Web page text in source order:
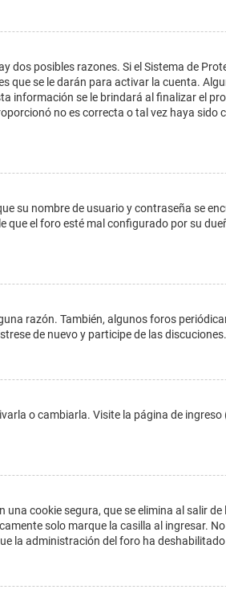
dos posibles razones. Si el Sistema de
que se le darán para activar la cuenta.
se le brindará al finalizar el
no es correcta o tal vez haya
su nombre de usuario y contraseña se
el foro esté mal configurado por su
razón. También, algunos foros
de nuevo y participe de las discuciones.
o cambiarla. Visite la página de ingreso
cookie segura, que se elimina al salir
solo marque la casilla al ingresar.
la administración del foro ha